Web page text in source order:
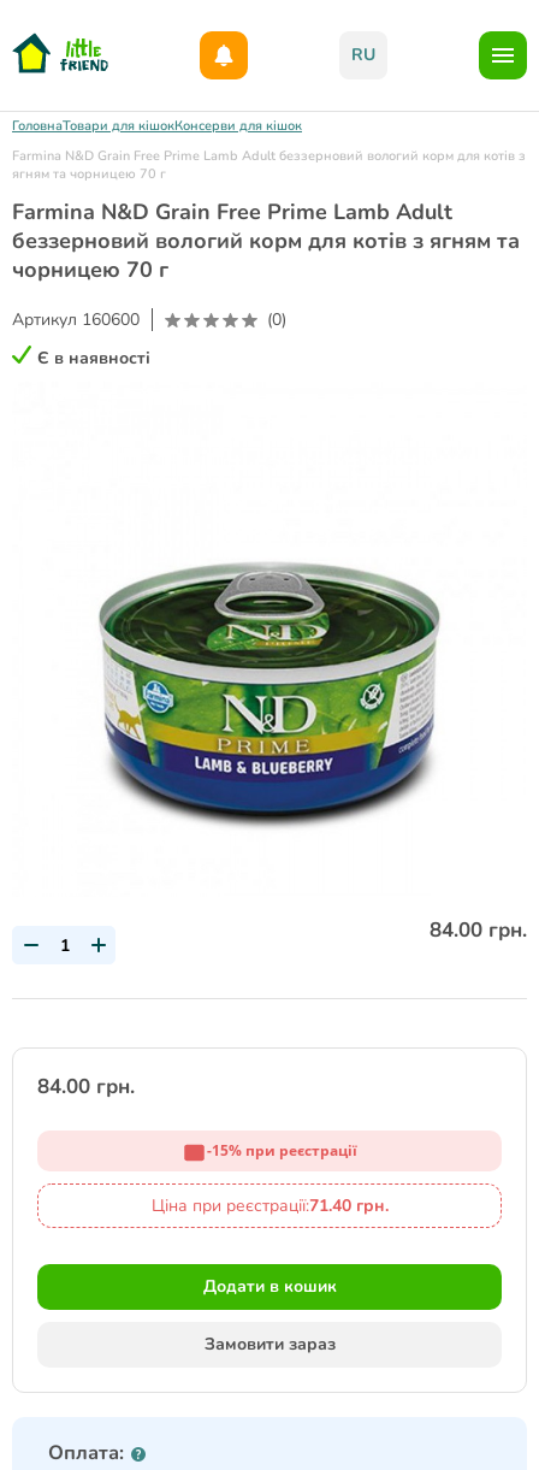
RU
ГоловнаТовари для кішокКонсерви для кішок
Farmina N&D Grain Free Prime Lamb Adult беззерновий вологий корм для котів з
ягням та чорницею 70 г
Farmina N&D Grain Free Prime Lamb Adult
беззерновий вологий корм для котів з ягням та
чорницею 70 г
Артикул 160600
(0)
Є в наявності
84.00 грн.
84.00 грн.
-15% при реєстрації
Ціна при реєстрації:71.40 грн.
Додати в кошик
Замовити зараз
Оплата: